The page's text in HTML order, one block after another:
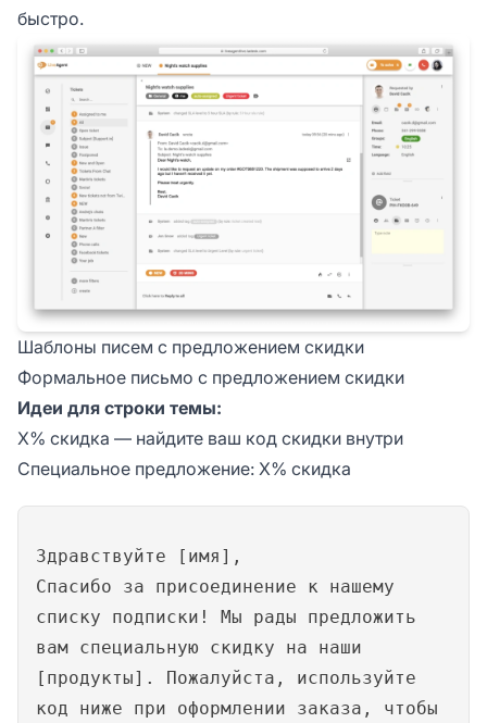
быстро.
Шаблоны писем с предложением скидки
Формальное письмо с предложением скидки
Идеи для строки темы:
X% скидка — найдите ваш код скидки внутри
Специальное предложение: X% скидка
Здравствуйте [имя],
Спасибо за присоединение к нашему
списку подписки! Мы рады предложить
вам специальную скидку на наши
[продукты]. Пожалуйста, используйте
код ниже при оформлении заказа, чтобы